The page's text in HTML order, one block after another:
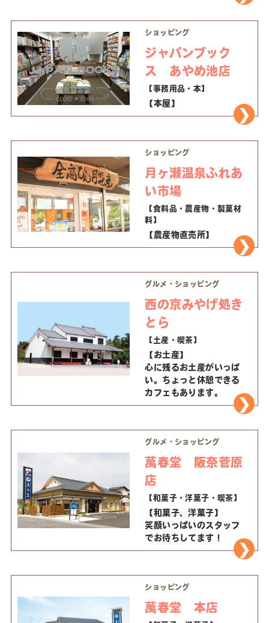
ショッピング
ジャパンブック
ス あやめ池店
【事務用品・本】
【本屋】
ショッピング
月ヶ瀬温泉ふれあ
い市場
【食料品・農産物・製菓材
料】
【農産物直売所】
グルメ・ショッピング
西の京みやげ処き
とら
【土産・喫茶】
【お土産】
心に残るお土産がいっぱ
い。ちょっと休憩できる
カフェもあります。
グルメ・ショッピング
萬春堂 阪奈菅原
店
【和菓子・洋菓子・喫茶】
【和菓子、洋菓子】
笑顔いっぱいのスタッフ
でお待ちしてます！
ショッピング
萬春堂 本店